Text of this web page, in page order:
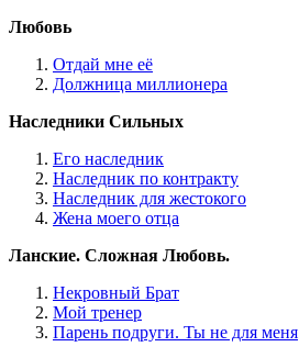
Любовь
Отдай мне её
Должница миллионера
Наследники Сильных
Его наследник
Наследник по контракту
Наследник для жестокого
Жена моего отца
Ланские. Сложная Любовь.
Некровный Брат
Мой тренер
Парень подруги. Ты не для меня